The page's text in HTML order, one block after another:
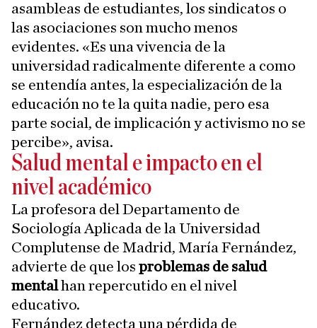
asambleas de estudiantes, los sindicatos o
las asociaciones son mucho menos
evidentes. «Es una vivencia de la
universidad radicalmente diferente a como
se entendía antes, la especialización de la
educación no te la quita nadie, pero esa
parte social, de implicación y activismo no se
percibe», avisa.
Salud mental e impacto en el
nivel académico
La profesora del Departamento de
Sociología Aplicada de la Universidad
Complutense de Madrid, María Fernández,
advierte de que los problemas de salud
mentalhan repercutido en el nivel
educativo.
Fernández detecta una pérdida de